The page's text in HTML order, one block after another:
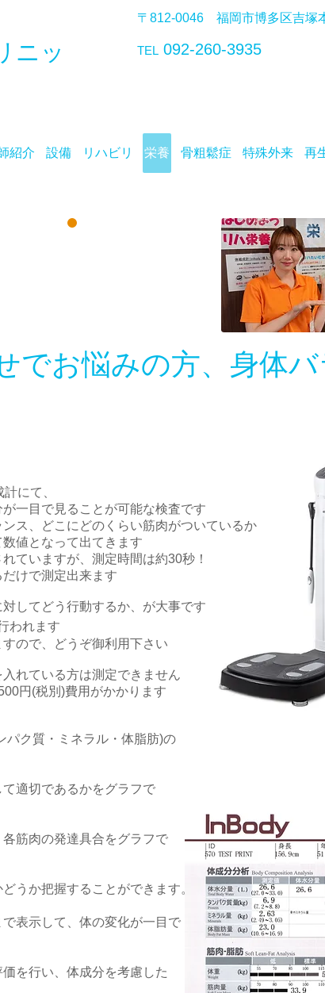
ニッ
〒812-0046 福岡市博多区吉塚
TEL 092-260-3935
紹介 設備 リハビリ 栄養 骨粗鬆症 特殊外来 再
でお悩みの方、身体
にて、
一目で見ることが可能な検査です
ス、どこにどのくらい筋肉がついているか
値となって出てきます
ていますが、測定時間は約30秒！
けで測定出来ます
してどう行動するか、が大事です
われます
ので、どうぞ御利用下さい
れている方は測定できません
円(税別)費用がかかります
パク質・ミネラル・体脂肪)の
適切であるかをグラフで
各筋肉の発達具合をグラフで
うか把握することができます。
表示して
、体の変化が一目で
価を行い、体成分を考慮した